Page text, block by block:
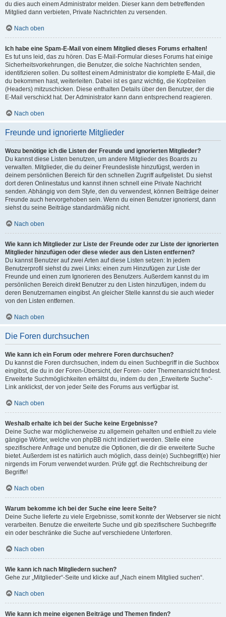
du dies auch einem Administrator melden. Dieser kann dem betreffenden
Mitglied dann verbieten, Private Nachrichten zu versenden.
Nach oben
Ich habe eine Spam-E-Mail von einem Mitglied dieses Forums erhalten!
Es tut uns leid, das zu hören. Das E-Mail-Formular dieses Forums hat einige
Sicherheitsvorkehrungen, die Benutzer, die solche Nachrichten senden,
identifizieren sollen. Du solltest einem Administrator die komplette E-Mail, die
du bekommen hast, weiterleiten. Dabei ist es ganz wichtig, die Kopfzeilen
(Headers) mitzuschicken. Diese enthalten Details über den Benutzer, der die
E-Mail verschickt hat. Der Administrator kann dann entsprechend reagieren.
Nach oben
Freunde und ignorierte Mitglieder
Wozu benötige ich die Listen der Freunde und ignorierten Mitglieder?
Du kannst diese Listen benutzen, um andere Mitglieder des Boards zu
verwalten. Mitglieder, die du deiner Freundesliste hinzufügst, werden in
deinem persönlichen Bereich für den schnellen Zugriff aufgelistet. Du siehst
dort deren Onlinestatus und kannst ihnen schnell eine Private Nachricht
senden. Abhängig von dem Style, den du verwendest, können Beiträge deiner
Freunde auch hervorgehoben sein. Wenn du einen Benutzer ignorierst, dann
siehst du seine Beiträge standardmäßig nicht.
Nach oben
Wie kann ich Mitglieder zur Liste der Freunde oder zur Liste der ignorierten
Mitglieder hinzufügen oder diese wieder aus den Listen entfernen?
Du kannst Benutzer auf zwei Arten auf diese Listen setzen: In jedem
Benutzerprofil siehst du zwei Links: einen zum Hinzufügen zur Liste der
Freunde und einen zum Ignorieren des Benutzers. Außerdem kannst du im
persönlichen Bereich direkt Benutzer zu den Listen hinzufügen, indem du
deren Benutzernamen eingibst. An gleicher Stelle kannst du sie auch wieder
von den Listen entfernen.
Nach oben
Die Foren durchsuchen
Wie kann ich ein Forum oder mehrere Foren durchsuchen?
Du kannst die Foren durchsuchen, indem du einen Suchbegriff in die Suchbox
eingibst, die du in der Foren-Übersicht, der Foren- oder Themenansicht findest.
Erweiterte Suchmöglichkeiten erhältst du, indem du den „Erweiterte Suche“-
Link anklickst, der von jeder Seite des Forums aus verfügbar ist.
Nach oben
Weshalb erhalte ich bei der Suche keine Ergebnisse?
Deine Suche war möglicherweise zu allgemein gehalten und enthielt zu viele
gängige Wörter, welche von phpBB nicht indiziert werden. Stelle eine
spezifischere Anfrage und benutze die Optionen, die dir die erweiterte Suche
bietet. Außerdem ist es natürlich auch möglich, dass dein(e) Suchbegriff(e) hier
nirgends im Forum verwendet wurden. Prüfe ggf. die Rechtschreibung der
Begriffe!
Nach oben
Warum bekomme ich bei der Suche eine leere Seite?
Deine Suche lieferte zu viele Ergebnisse, somit konnte der Webserver sie nicht
verarbeiten. Benutze die erweiterte Suche und gib spezifischere Suchbegriffe
ein oder beschränke die Suche auf verschiedene Unterforen.
Nach oben
Wie kann ich nach Mitgliedern suchen?
Gehe zur „Mitglieder“-Seite und klicke auf „Nach einem Mitglied suchen“.
Nach oben
Wie kann ich meine eigenen Beiträge und Themen finden?